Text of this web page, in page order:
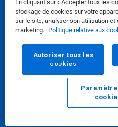
En cliquant sur « Accepter tous les
stockage de cookies sur votre
sur le site, analyser son utilisation
marketing. Politique relative aux
Autoriser tous les
cookies
E-mail
Fiches de données de
confidentialité|